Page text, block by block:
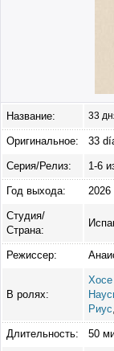
Название: 33
Оригинальное: 33
Серия/Релиз: 1-6
Год выхода: 2026
Студия/
Страна:
Режиссер:
В ролях:
Риус
Длительность: 50